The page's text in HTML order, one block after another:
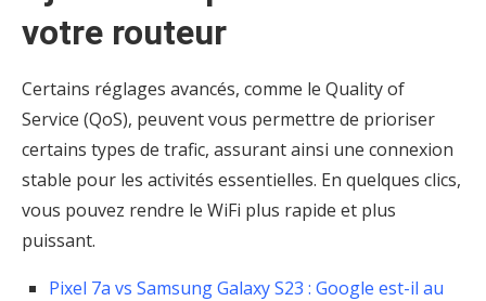
votre routeur
Certains réglages avancés, comme le Quality of
Service (QoS), peuvent vous permettre de prioriser
certains types de trafic, assurant ainsi une connexion
stable pour les activités essentielles. En quelques clics,
vous pouvez rendre le WiFi plus rapide et plus
puissant.
Pixel 7a vs Samsung Galaxy S23 : Google est-il au